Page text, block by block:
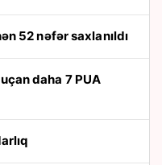
52 nəfər saxlanıldı